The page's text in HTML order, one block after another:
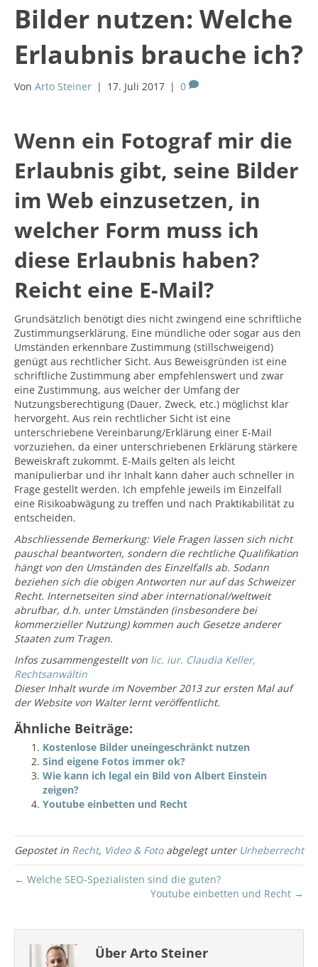
Bilder nutzen: Welche
Erlaubnis brauche ich?
Von Arto Steiner | 17. Juli 2017 | 0
Wenn ein Fotograf mir die
Erlaubnis gibt, seine Bilder
im Web einzusetzen, in
welcher Form muss ich
diese Erlaubnis haben?
Reicht eine E-Mail?
Grundsätzlich benötigt dies nicht zwingend eine schriftliche
Zustimmungserklärung. Eine mündliche oder sogar aus den
Umständen erkennbare Zustimmung (stillschweigend)
genügt aus rechtlicher Sicht. Aus Beweisgründen ist eine
schriftliche Zustimmung aber empfehlenswert und zwar
eine Zustimmung, aus welcher der Umfang der
Nutzungsberechtigung (Dauer, Zweck, etc.) möglichst klar
hervorgeht. Aus rein rechtlicher Sicht ist eine
unterschriebene Vereinbarung/Erklärung einer E-Mail
vorzuziehen, da einer unterschriebenen Erklärung stärkere
Beweiskraft zukommt. E-Mails gelten als leicht
manipulierbar und ihr Inhalt kann daher auch schneller in
Frage gestellt werden. Ich empfehle jeweils im Einzelfall
eine Risikoabwägung zu treffen und nach Praktikabilität zu
entscheiden.
Abschliessende Bemerkung: Viele Fragen lassen sich nicht
pauschal beantworten, sondern die rechtliche Qualifikation
hängt von den Umständen des Einzelfalls ab. Sodann
beziehen sich die obigen Antworten nur auf das Schweizer
Recht. Internetseiten sind aber international/weltweit
abrufbar, d.h. unter Umständen (insbesondere bei
kommerzieller Nutzung) kommen auch Gesetze anderer
Staaten zum Tragen.
Infos zusammengestellt von lic. iur. Claudia Keller,
Rechtsanwältin
Dieser Inhalt wurde im November 2013 zur ersten Mal auf
der Website von Walter lernt veröffentlicht.
Ähnliche Beiträge:
Kostenlose Bilder uneingeschränkt nutzen
Sind eigene Fotos immer ok?
Wie kann ich legal ein Bild von Albert Einstein
zeigen?
Youtube einbetten und Recht
Gepostet in Recht, Video & Fotoabgelegt unter Urheberrecht
← Welche SEO-Spezialisten sind die guten?
Youtube einbetten und Recht →
Über Arto Steiner